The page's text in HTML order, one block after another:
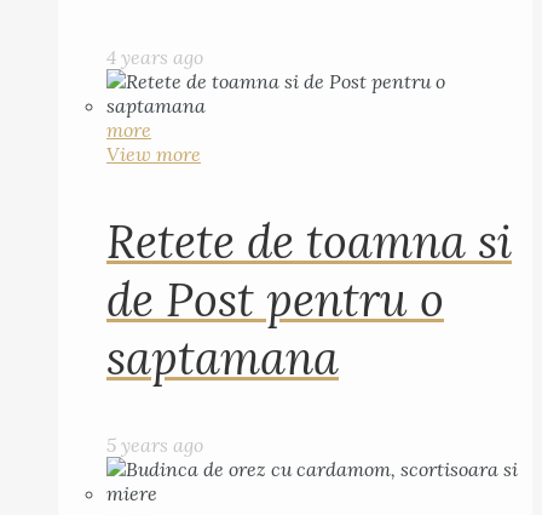
4 years ago
more
View more
Retete de toamna si
de Post pentru o
saptamana
5 years ago